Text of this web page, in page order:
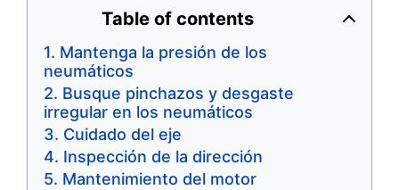
Table of contents
Mantenga la presión de los
neumáticos
Busque pinchazos y desgaste
irregular en los neumáticos
Cuidado del eje
Inspección de la dirección
Mantenimiento del motor